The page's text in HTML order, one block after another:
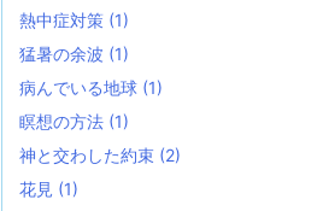
熱中症対策 (1)
猛暑の余波 (1)
病んでいる地球 (1)
瞑想の方法 (1)
神と交わした約束 (2)
花見 (1)